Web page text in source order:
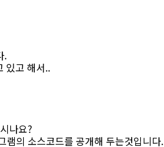
.
있고 해서..
나요?
램의 소스코드를 공개해 두는것입니다.